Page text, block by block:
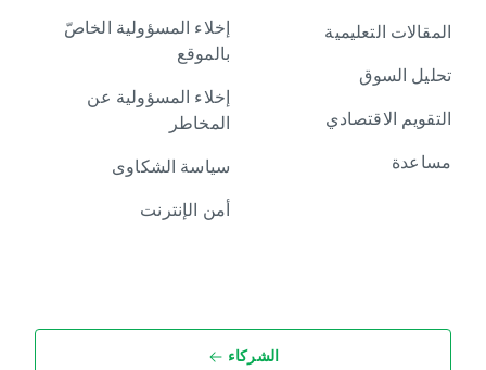
المقالات التعليمية
تحليل السوق
التقويم الاقتصادي
مساعدة
إخلاء المسؤولية الخاصّ
بالموقع
إخلاء المسؤولية عن
المخاطر
سياسة الشكاوى
أمن الإنترنت
الشركاء